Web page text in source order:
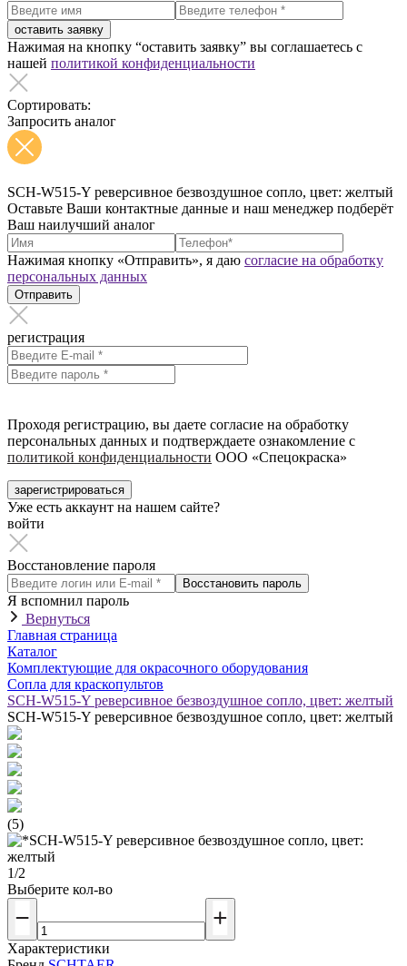
оставить заявку
Нажимая на кнопку “оставить заявку” вы соглашаетесь с
нашей политикой конфиденциальности
Сортировать:
Запросить аналог
SCH-W515-Y реверсивное безвоздушное сопло, цвет: желтый
Оставьте Ваши контактные данные и наш менеджер подберёт
Ваш наилучший аналог
Нажимая кнопку «Отправить», я даю согласие на обработку
персональных данных
Отправить
регистрация
Проходя регистрацию, вы даете согласие на обработку
персональных данных и подтверждаете ознакомление с
политикой конфиденциальности ООО «Спецокраска»
зарегистрироваться
Уже есть аккаунт на нашем сайте?
войти
Восстановление пароля
Восстановить пароль
Я вспомнил пароль
Вернуться
Главная страница
Каталог
Комплектующие для окрасочного оборудования
Сопла для краскопультов
SCH-W515-Y реверсивное безвоздушное сопло, цвет: желтый
SCH-W515-Y реверсивное безвоздушное сопло, цвет: желтый
(5)
1/2
Выберите кол-во
Характеристики